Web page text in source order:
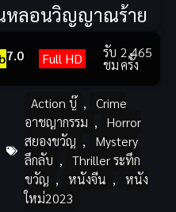
นหลอนวิญญาณร้าย
7.0 Full HD รับ
ชม
2,465
ครั้ง
Action บู๊ ,
Crime
อาชญากรรม ,
Horror
สยองขวัญ ,
Mystery
ลึกลับ ,
Thriller ระทึก
ขวัญ , หนังจีน ,
หนัง
ใหม่2023